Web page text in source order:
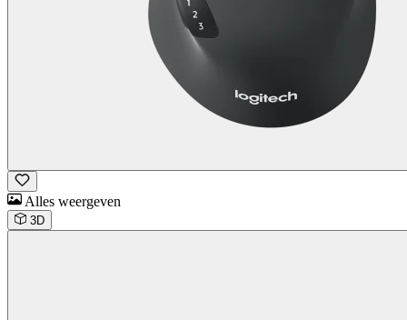
Alles weergeven
3D